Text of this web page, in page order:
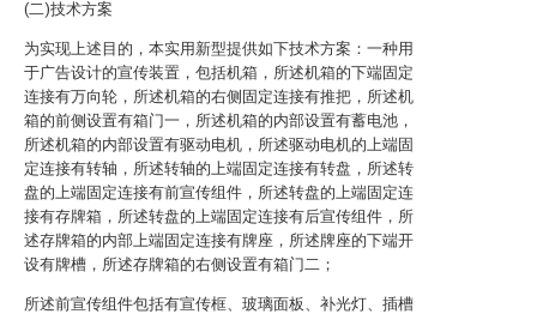
(二)技术方案
为实现上述目的，本实用新型提供如下技术方案：一种用
于广告设计的宣传装置，包括机箱，所述机箱的下端固定
连接有万向轮，所述机箱的右侧固定连接有推把，所述机
箱的前侧设置有箱门一，所述机箱的内部设置有蓄电池，
所述机箱的内部设置有驱动电机，所述驱动电机的上端固
定连接有转轴，所述转轴的上端固定连接有转盘，所述转
盘的上端固定连接有前宣传组件，所述转盘的上端固定连
接有存牌箱，所述转盘的上端固定连接有后宣传组件，所
述存牌箱的内部上端固定连接有牌座，所述牌座的下端开
设有牌槽，所述存牌箱的右侧设置有箱门二；
所述前宣传组件包括有宣传框、玻璃面板、补光灯、插槽